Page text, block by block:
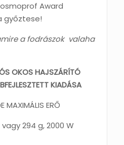
Award
győztese!
a fodrászok valaha
OKOS HAJSZÁRÍTÓ
KIADÁSA
MAXIMÁLIS ERŐ
294 g, 2000 W